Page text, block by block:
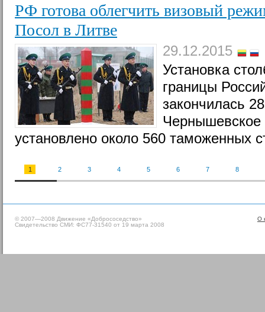
РФ готова облегчить визовый
Посол в Литве
29.12.2015
Установка
границы
закончилась
установлено около 560 таможенных
1 2 3 4 5 6 7 8
О
© 2007—2008 Движение «Добрососедство»
Свидетельство СМИ: ФС77-31540 от 19 марта 2008